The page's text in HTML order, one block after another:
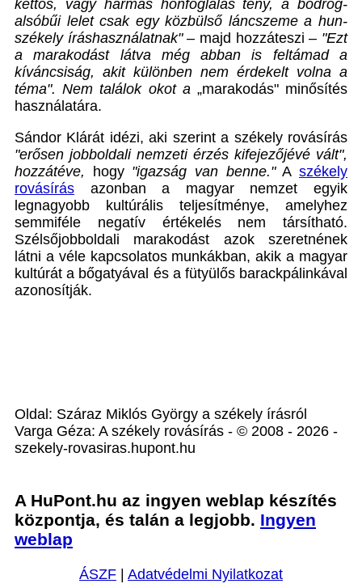
kettős, vagy hármas honfoglalás tény, a bodrog-
alsóbűi lelet csak egy közbülső láncszeme a hun-
székely íráshasználatnak"– majd hozzáteszi – "Ezt
a marakodást látva még abban is feltámad a
kíváncsiság, akit különben nem érdekelt volna a
téma".Nem találok okot a „marakodás" minősítés
használatára.
Sándor Klárát idézi, aki szerint a székely rovásírás
"erősen jobboldali nemzeti érzés kifejezőjévé vált",
hozzátéve, hogy "igazság van benne."Aszékely
rovásírás azonban a magyar nemzet egyik
legnagyobb kultúrális teljesítménye, amelyhez
semmiféle negatív értékelés nem társítható.
Szélsőjobboldali marakodást azok szeretnének
látni a véle kapcsolatos munkákban, akik a magyar
kultúrát a bőgatyával és a fütyülős barackpálinkával
azonosítják.
Oldal: Száraz Miklós György a székely írásról
Varga Géza: A székely rovásírás - © 2008 - 2026 -
szekely-rovasiras.hupont.hu
A HuPont.hu az ingyen weblap készítés
központja, és talán a legjobb. Ingyen
weblap
ÁSZF Adatvédelmi Nyilatkozat